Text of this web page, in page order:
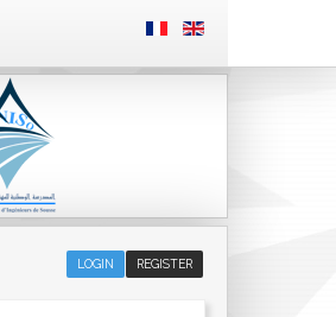
REGISTER
LOGIN